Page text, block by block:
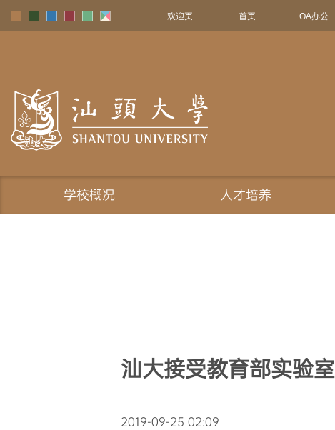
欢迎页 首页 OA办公
学校概况 人才培养
汕大接受教育部实验
2019-09-25 02:09